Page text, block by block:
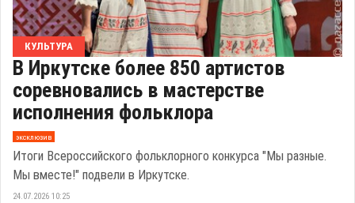
КУЛЬТУРА
В Иркутске более 850 артистов
соревновались в мастерстве
исполнения фольклора
эксклюзив
Итоги Всероссийского фольклорного конкурса "Мы разные.
Мы вместе!" подвели в Иркутске.
24.07.2026 10:25